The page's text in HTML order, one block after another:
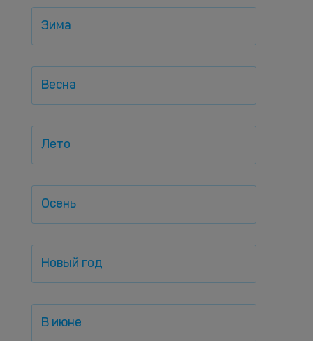
Зима
Весна
Лето
Осень
Новый год
В июне